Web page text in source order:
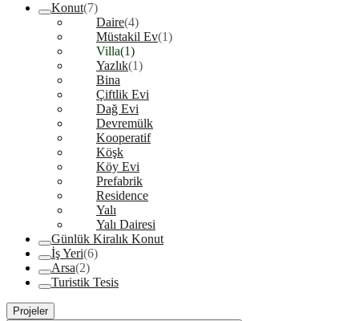
Konut(7)
Daire(4)
Müstakil Ev(1)
Villa(1)
Yazlık(1)
Bina
Çiftlik Evi
Dağ Evi
Devremülk
Kooperatif
Köşk
Köy Evi
Prefabrik
Residence
Yalı
Yalı Dairesi
Günlük Kiralık Konut
İş Yeri(6)
Arsa(2)
Turistik Tesis
Projeler